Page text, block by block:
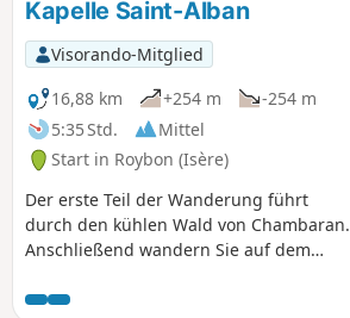
Kapelle Saint-Alban
Visorando-Mitglied
16,88 km
+254 m
-254 m
5:35 Std.
Mittel
Start in Roybon (Isère)
Der erste Teil der Wanderung führt
durch den kühlen Wald von Chambaran.
Anschließend wandern Sie auf dem
Aussicht auf die umliegenden Berge.